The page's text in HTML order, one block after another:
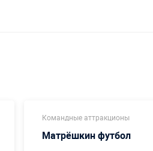
Командные аттракционы
Матрёшкин футбол